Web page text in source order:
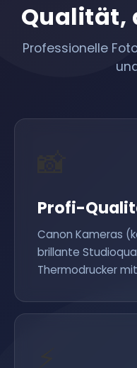
Qualität,
Professionelle
Profi-
Canon Kameras
brillante
Thermodrucker